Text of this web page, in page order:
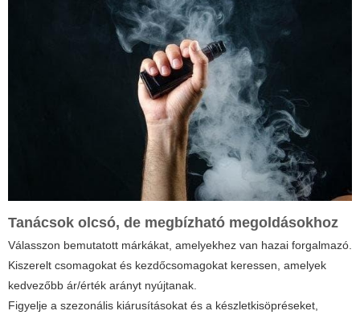
Tanácsok olcsó, de megbízható megoldásokhoz
Válasszon bemutatott márkákat, amelyekhez van hazai forgalmazó.
Kiszerelt csomagokat és kezdőcsomagokat keressen, amelyek
kedvezőbb ár/érték arányt nyújtanak.
Figyelje a szezonális kiárusításokat és a készletkisöpréseket,